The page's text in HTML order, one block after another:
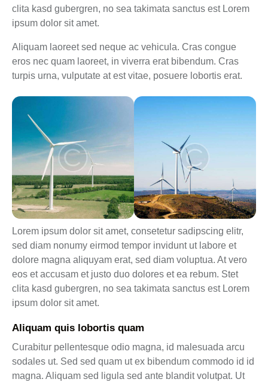
clita kasd gubergren, no sea takimata sanctus est Lorem
ipsum dolor sit amet.
Aliquam laoreet sed neque ac vehicula. Cras congue
eros nec quam laoreet, in viverra erat bibendum. Cras
turpis urna, vulputate at est vitae, posuere lobortis erat.
Lorem ipsum dolor sit amet, consetetur sadipscing elitr,
sed diam nonumy eirmod tempor invidunt ut labore et
dolore magna aliquyam erat, sed diam voluptua. At vero
eos et accusam et justo duo dolores et ea rebum. Stet
clita kasd gubergren, no sea takimata sanctus est Lorem
ipsum dolor sit amet.
Aliquam quis lobortis quam
Curabitur pellentesque odio magna, id malesuada arcu
sodales ut. Sed sed quam ut ex bibendum commodo id id
magna. Aliquam sed ligula sed ante blandit volutpat. Ut